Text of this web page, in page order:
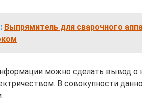
Выпрямитель для сварочного
можно сделать вывод о
В совокупности